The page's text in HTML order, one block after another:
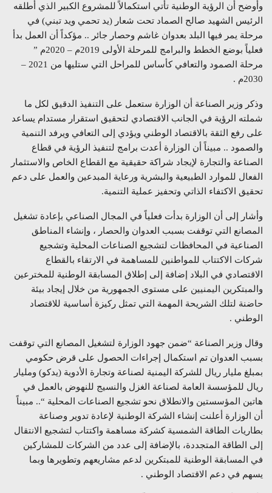
وأوضح أن الرؤية الوطنية تأتي استكمالاً للمشروع الكبير الذي أطلقه
الرئيس الشهيد صالح الصماد تحت شعار (يد تحمي ويد تبني) في
مرحلة يمر فيها البلد بعدوان غاشم وحصار جائر .. مؤكداً أن العمل بدأ
فعلياً بوضع الخطط والبرامج للمرحلة الأولى 2019م – 2020م ”
مرحلة الصمود والتعافي كأساس للمراحل التي ستليها من 2021 –
2030م .
وذكر وزير الصناعة أن الوزارة ستعمل على التنفيذ الدقيق لكل ما
شملته الرؤية في الجانب الاقتصادي لتحقيق استقرار مستدام يساعد
على رفع الثقة بالاقتصاد الوطني ويؤدي إلى التعافي ويرفد التنمية
والصمود .. مبيناً أن الوزارة أعدت برامج لتنفيذ الرؤية في قطاع
الصناعة والتجارة لإيجاد شراكة حقيقية مع القطاع الخاص والاستثمار
الفعال للموارد الطبيعية والبشرية ورعاية المبدعين والعمل على دعم
تحقيق الاكتفاء الذاتي وتحفيز عملية التنمية.
وأشار إلى أن الوزارة بدأت فعلياً في المجال الصناعي بإعادة تشغيل
المصانع التي توقفت بسبب العدوان والحصار ، وإنشاء المناطق
الصناعية في المحافظات لتشجيع الصناعات المحلية وتشجيع
شركات الاكتتاب للمواطنين للمساهمة في الارتقاء بالقطاع
الاقتصادي في البلاد إضافة إلى إطلاق المسابقة الوطنية للمخترعين
والمبتكرين اليمنيين على مستوى الجمهورية من خلال إيجاد بيئة
حاضنة لتلك الشريحة المهمة التي تمثل ركيزة أساسية للاقتصاد
الوطني .
وقال وزير الصناعة “ضمن جهود الوزارة لتشغيل المصانع التي توقفت
بسبب العدوان تم استكمال إجراءات الحصول على قرض حكومي
بمبلغ مليار ريال للشركة اليمنية لصناعة وتجارة الأدوية (يدكو) ومليار
ريال للمؤسسة العامة لصناعة الغزل والنسيج للنهوض بالعمل في
هاتين المؤسستين والانطلاق نحو تشجيع الصناعات المحلية “.. مبيناً
أن الوزارة أعلنت إنشاء الشركة الوطنية لإعادة تدوير وصناعة
بطاريات الطاقة الشمسية كشركة مساهمة واكتتاب لتشجيع الانتقال
إلى الطاقة المتجددة، بالإضافة إلى عدد من الشركات للمشاركين
في المسابقة الوطنية للمبتكرين لدعم مشاريعهم وتطويرها وبما
يسهم في دعم الاقتصاد الوطني .